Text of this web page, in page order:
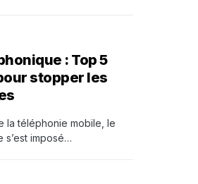
: Top 5
stopper les
la téléphonie mobile, le
s’est imposé…